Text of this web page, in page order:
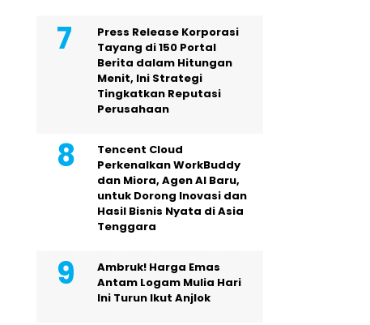
Press Release Korporasi
Tayang di 150 Portal
Berita dalam Hitungan
Menit, Ini Strategi
Tingkatkan Reputasi
Perusahaan
Tencent Cloud
Perkenalkan WorkBuddy
dan Miora, Agen AI Baru,
untuk Dorong Inovasi dan
Hasil Bisnis Nyata di Asia
Tenggara
Ambruk! Harga Emas
Antam Logam Mulia Hari
Ini Turun Ikut Anjlok